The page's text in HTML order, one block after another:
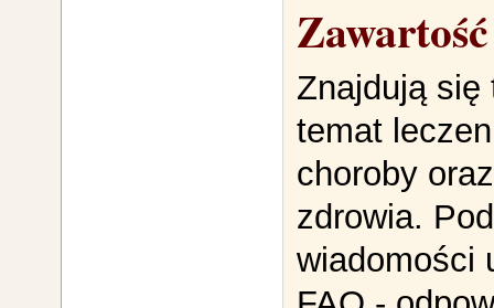
Znajdują się
temat
choroby
zdrowia.
wiadomości